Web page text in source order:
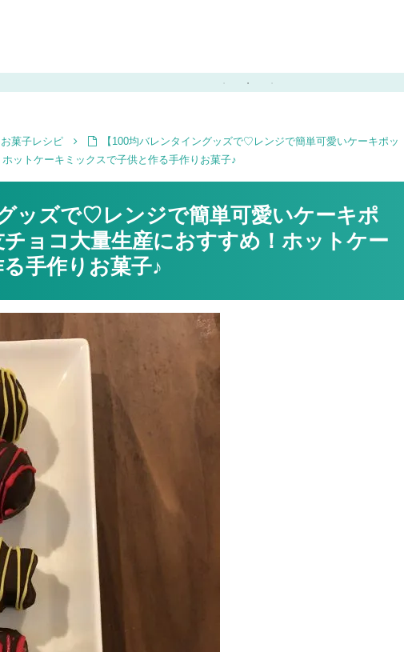
お菓子レシピ
【100均バレンタイングッズで♡レンジで簡単可愛いケーキポッ
ットケーキミックスで子供と作る手作りお菓子♪
ッズで♡レンジで簡単可愛いケーキポ
ョコ大量生産におすすめ！ホットケー
手作りお菓子♪